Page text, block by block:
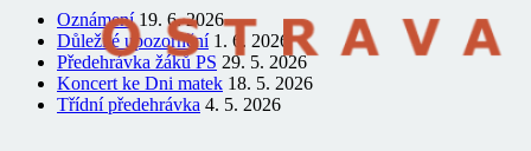
Oznámení 19. 6. 2026
Důležité upozornění 1. 6. 2026
Předehrávka žáků PS 29. 5. 2026
Koncert ke Dni matek 18. 5. 2026
Třídní předehrávka 4. 5. 2026